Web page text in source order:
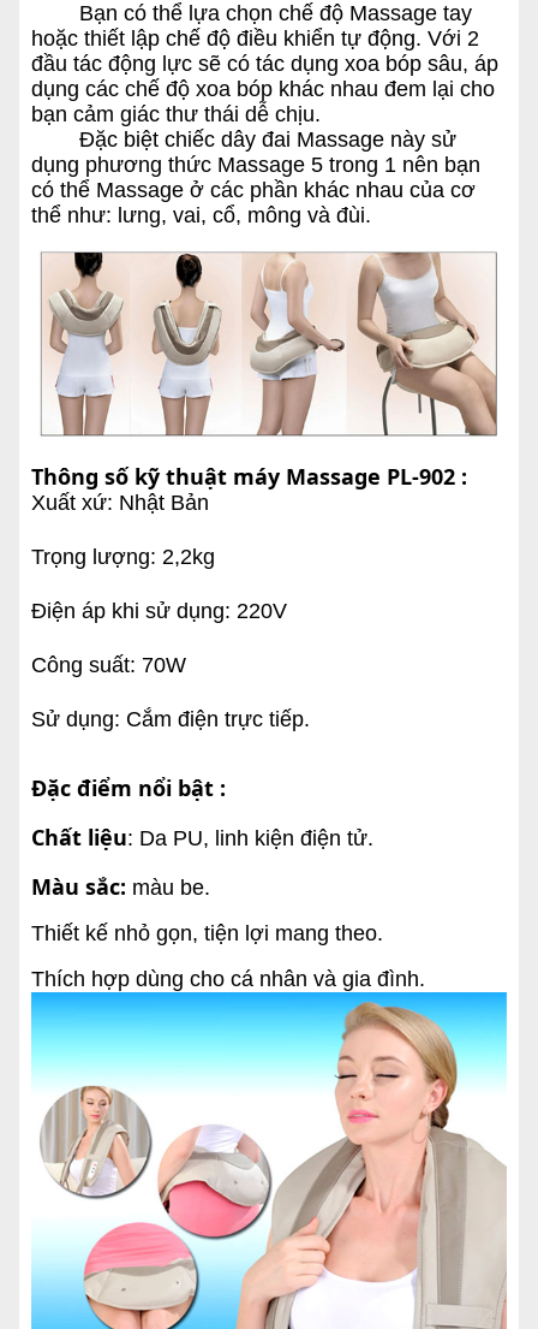
Bạn có thể lựa chọn chế độ Massage tay
hoặc thiết lập chế độ điều khiển tự động. Với 2
đầu tác động lực sẽ có tác dụng xoa bóp sâu, áp
dụng các chế độ xoa bóp khác nhau đem lại cho
bạn cảm giác thư thái dễ chịu.
Đặc biệt chiếc dây đai Massage này sử
dụng phương thức Massage 5 trong 1 nên bạn
có thể Massage ở các phần khác nhau của cơ
thể như: lưng, vai, cổ, mông và đùi.
Thông số kỹ thuật máy Massage PL-902 :
Xuất xứ: Nhật Bản
Trọng lượng: 2,2kg
Điện áp khi sử dụng: 220V
Công suất: 70W
Sử dụng: Cắm điện trực tiếp.
Đặc điểm nổi bật :
Chất liệu: Da PU, linh kiện điện tử.
Màu sắc: màu be.
Thiết kế nhỏ gọn, tiện lợi mang theo.
Thích hợp dùng cho cá nhân và gia đình.